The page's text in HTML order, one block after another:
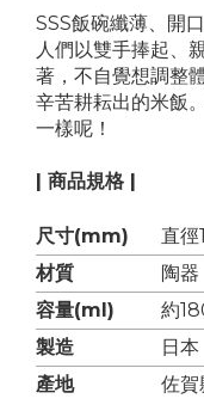
SSS飯碗纖薄、開
人們以雙手捧起、
著，不自覺想調整
辛苦耕耘出的米飯
一樣呢！
| 商品規格 |
尺寸(mm)
直徑
材質
陶器
容量(ml)
約
製造
日本
產地
佐賀